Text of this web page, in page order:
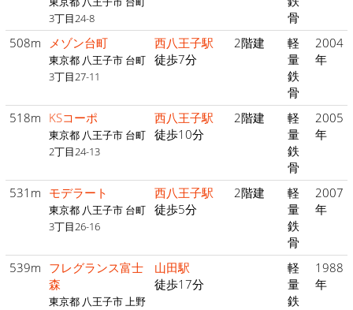
3丁目24-8
骨
508m
メゾン台町
東京都 八王子市 台町
3丁目27-11
西八王子駅
徒歩7分
2階建
軽
量
鉄
骨
2004
年
518m KSコーポ
東京都 八王子市 台町
2丁目24-13
西八王子駅
徒歩10分
2階建
軽
量
鉄
骨
2005
年
531m モデラート
東京都 八王子市 台町
3丁目26-16
西八王子駅
徒歩5分
2階建
軽
量
鉄
骨
2007
年
539m フレグランス富士
森
東京都 八王子市 上野
山田駅
徒歩17分
軽
量
鉄
1988
年